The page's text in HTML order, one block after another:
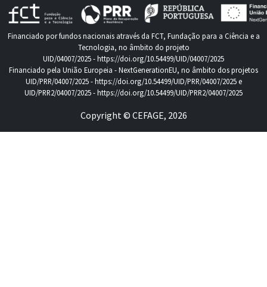
Financiado por fundos nacionais através da FCT, Fundação para a Ciência e a
Tecnologia, no âmbito do projeto
UID/04007/2025 -https://doi.org/10.54499/UID/04007/2025
Financiado pela União Europeia - NextGenerationEU, no âmbito dos projetos
UID/PRR/04007/2025 -https://doi.org/10.54499/UID/PRR/04007/2025e
UID/PRR2/04007/2025 -https://doi.org/10.54499/UID/PRR2/04007/2025
Copyright © CEFAGE, 2026